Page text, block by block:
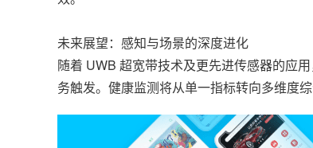
未来展望：感知与场景的深度进化
随着 UWB 超宽带技术及更先进传感器的应
务触发。健康监测将从单一指标转向多维度